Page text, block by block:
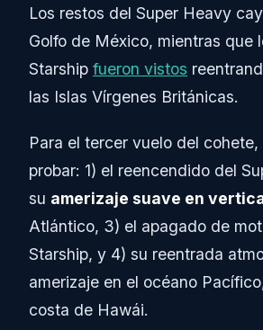
Los restos del Super Heavy
Golfo de México, mientras que
Starship fueron vistos
las Islas Vírgenes Británicas.
Para el tercer vuelo del
probar: 1) el reencendido del
su amerizaje suave en
Atlántico, 3) el apagado de
Starship, y 4) su reentrada
amerizaje en el océano
costa de Hawái.